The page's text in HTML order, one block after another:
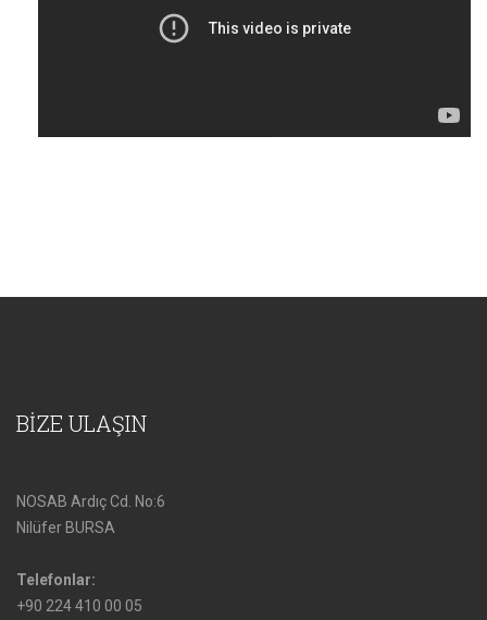
BİZE ULAŞIN
NOSAB Ardıç Cd. No:6
Nilüfer BURSA
Telefonlar:
+90 224 410 00 05